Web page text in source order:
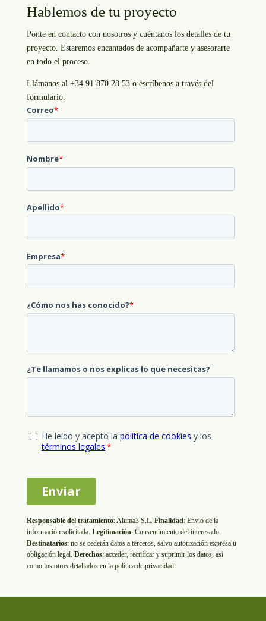
Hablemos de tu proyecto
Ponte en contacto con nosotros y cuéntanos los detalles de tu
proyecto. Estaremos encantados de acompañarte y asesorarte
en todo el proceso.
Llámanos al +34 91 870 28 53 o escríbenos a través del
formulario.
Responsable del tratamiento:Aluma3 S.L. Finalidad: Envío de la
información solicitada. Legitimación: Consentimiento del interesado.
Destinatarios: no se cederán datos a terceros, salvo autorización expresa u
obligación legal. Derechos: acceder, rectificar y suprimir los datos, así
como los otros detallados en la política de privacidad.